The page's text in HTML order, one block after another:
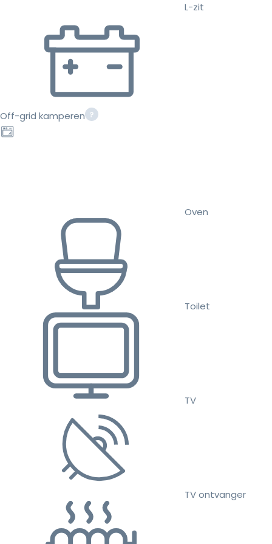
L-zit
Off-grid kamperen
Oven
Toilet
TV
TV ontvanger